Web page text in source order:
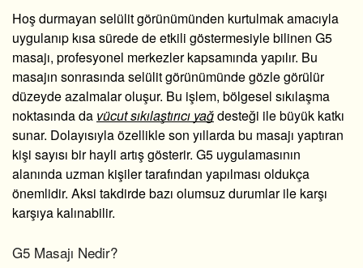
Hoş durmayan selülit görünümünden kurtulmak amacıyla
uygulanıp kısa sürede de etkili göstermesiyle bilinen G5
masajı, profesyonel merkezler kapsamında yapılır. Bu
masajın sonrasında selülit görünümünde gözle görülür
düzeyde azalmalar oluşur. Bu işlem, bölgesel sıkılaşma
noktasında da vücut sıkılaştırıcı yağdesteği ile büyük katkı
sunar. Dolayısıyla özellikle son yıllarda bu masajı yaptıran
kişi sayısı bir hayli artış gösterir. G5 uygulamasının
alanında uzman kişiler tarafından yapılması oldukça
önemlidir. Aksi takdirde bazı olumsuz durumlar ile karşı
karşıya kalınabilir.
G5 Masajı Nedir?